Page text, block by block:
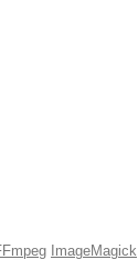
ImageMagick